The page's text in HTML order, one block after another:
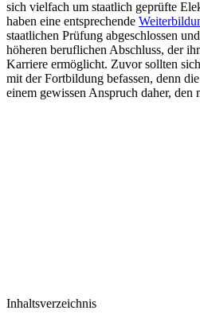
sich vielfach um staatlich geprüfte
haben eine entsprechende
staatlichen Prüfung abgeschlossen
höheren beruflichen Abschluss, der
Karriere ermöglicht. Zuvor sollten
mit der Fortbildung befassen, denn
einem gewissen Anspruch daher, den
Inhaltsverzeichnis